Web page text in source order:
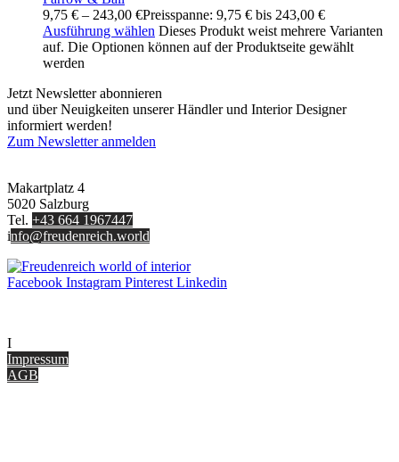
9,75 € – 243,00 €Preisspanne: 9,75 € bis 243,00 €
Ausführung wählen Dieses Produkt weist mehrere Varianten
auf. Die Optionen können auf der Produktseite gewählt
werden
Jetzt Newsletter abonnieren
und über Neuigkeiten unserer Händler und Interior Designer
informiert werden!
Zum Newsletter anmelden
Makartplatz 4
5020 Salzburg
Tel. +43 664 1967447
info@freudenreich.world
Facebook Instagram Pinterest Linkedin
I
Impressum
AGB